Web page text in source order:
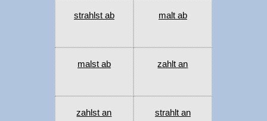
strahlst ab malt ab
malst ab zahlt an
zahlst an strahlt an